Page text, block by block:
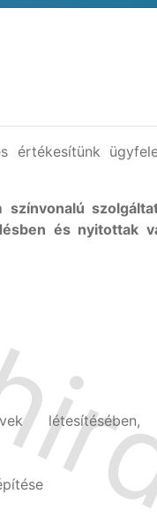
értékesítünk
színvonalú
és nyitottak
létesítésében,